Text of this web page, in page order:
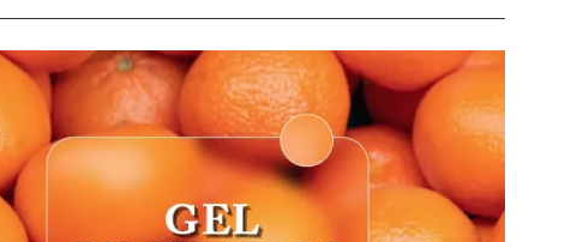
mini
jabon
vainilla
thousand wishes
into the night